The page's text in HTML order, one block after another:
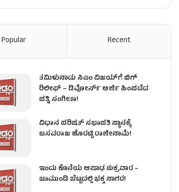
Popular Recent
ತಮಿಳುನಾಡು ಸಿಎಂ ವಿಜಯ್‌ಗೆ ಬಿಗ್
ರಿಲೀಫ್ – ಡಿವೋರ್ಸ್ ಅರ್ಜಿ ಹಿಂಪಡೆದ
ಪತ್ನಿ ಸಂಗೀತಾ!
ವಿಧಾನ ಪರಿಷತ್ ಸಭಾಪತಿ ಸ್ಥಾನಕ್ಕೆ
ಬಸವರಾಜ ಹೊರಟ್ಟಿ ರಾಜೀನಾಮೆ!
ಇಂದು ಕೊನೆಯ ಆಷಾಢ ಶುಕ್ರವಾರ –
ಚಾಮುಂಡಿ ಬೆಟ್ಟದಲ್ಲಿ ಭಕ್ತ ಸಾಗರ!